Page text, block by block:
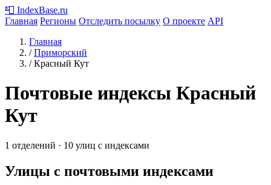
📮 IndexBase.ru
Главная Регионы Отследить посылку О проекте API
Главная
/ Приморский
/ Красный Кут
Почтовые индексы Красный
Кут
1 отделений · 10 улиц с индексами
Улицы с почтовыми индексами